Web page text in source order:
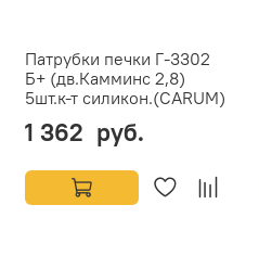
Патрубки печки Г-3302
Б+ (дв.Камминс 2,8)
5шт.к-т силикон.(CARUM)
1 362 руб.